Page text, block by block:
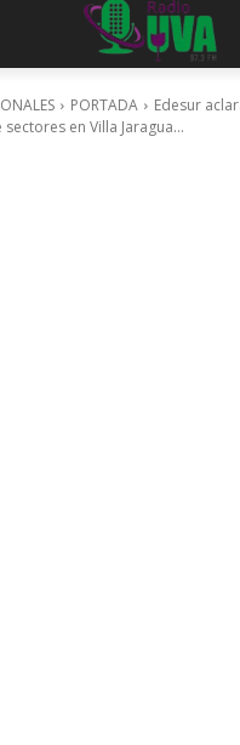
PORTADA
Edesur
en Villa Jaragua...